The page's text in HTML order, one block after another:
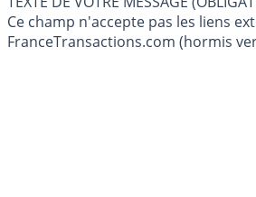
Ce champ n'accepte pas les liens
FranceTransactions.com (hormis